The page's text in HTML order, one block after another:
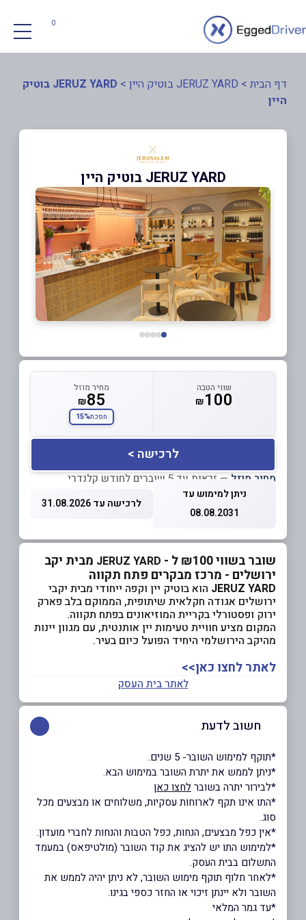
0
דף הבית > JERUZ YARD בוטיק היין >
JERUZ YARD בוטיק
היין
JERUZ YARD בוטיק היין
שווי הטבה
₪100
מחיר מוזל
₪85
חסכת15%
לרכישה >
מחיר מוזל — זכאות עד 5 שוברים לחודש קלנדרי
ניתן למימוש עד
08.08.2031
לרכישה עד 31.08.2026
שובר בשווי ₪100 ל - JERUZ YARD מבית יקב
ירושלים - מרכז מבקרים פתח תקווה
JERUZ YARD הוא בוטיק יין וקפה ייחודי מבית יקבי
ירושלים אגודה חקלאית שיתופית, הממוקם בלב פארק
ירוק ופסטורלי בקריית המוזיאונים בפתח תקווה.
המקום מציע חוויית טעימות יין אותנטית, עם מגוון יינות
מהיקב הירושלמי היחיד הפועל כיום בעיר.
לאתר לחצו כאן>>
לאתר בית העסק
חשוב לדעת
*תוקף למימוש השובר- 5 שנים.
*ניתן לממש את יתרת השובר במימוש הבא.
*לבירור יתרה בשוברלחצו כאן
*התו אינו תקף לארוחות עסקיות, משלוחים או מבצעים מכל
סוג.
*אין כפל מבצעים, הנחות, כפל הטבות והנחות לחברי מועדון.
*למימוש התו יש להציג את קוד השובר (מולטיפאס) במעמד
התשלום בבית העסק.
*לאחר חלוף תוקף מימוש השובר, לא ניתן יהיה לממש את
השובר ולא יינתן זיכוי או החזר כספי בגינו.
*עד גמר המלאי